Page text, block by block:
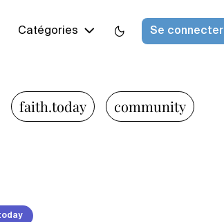
Catégories Se connecter
faith.today community